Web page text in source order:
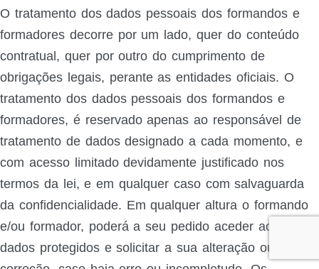
O tratamento dos dados pessoais dos formandos e
formadores decorre por um lado, quer do conteúdo
contratual, quer por outro do cumprimento de
obrigações legais, perante as entidades oficiais. O
tratamento dos dados pessoais dos formandos e
formadores, é reservado apenas ao responsável de
tratamento de dados designado a cada momento, e
com acesso limitado devidamente justificado nos
termos da lei, e em qualquer caso com salvaguarda
da confidencialidade. Em qualquer altura o formando
e/ou formador, poderá a seu pedido aceder aos seus
dados protegidos e solicitar a sua alteração ou